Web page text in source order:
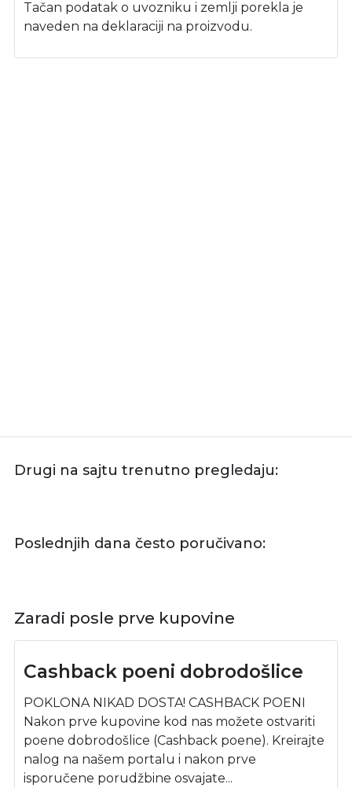
Tačan podatak o uvozniku i zemlji porekla je
naveden na deklaraciji na proizvodu.
Drugi na sajtu trenutno pregledaju:
Poslednjih dana često poručivano:
Zaradi posle prve kupovine
Cashback poeni dobrodošlice
POKLONA NIKAD DOSTA! CASHBACK POENI
Nakon prve kupovine kod nas možete ostvariti
poene dobrodošlice (Cashback poene). Kreirajte
nalog na našem portalu i nakon prve
isporučene porudžbine osvajate...